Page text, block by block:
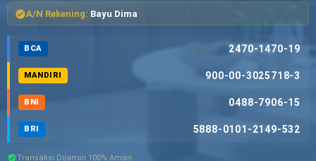
A/N Rekening: Bayu Dima
BCA 2470-1470-19
MANDIRI 900-00-3025718-3
BNI 0488-7906-15
BRI 5888-0101-2149-532
Transaksi Dijamin 100% Aman